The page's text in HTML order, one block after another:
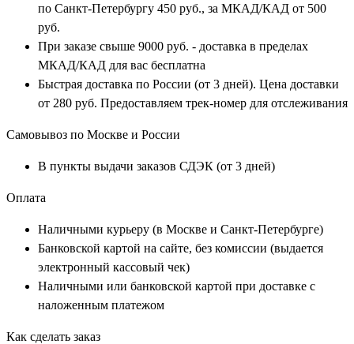
по Санкт-Петербургу 450 руб., за МКАД/КАД от 500
руб.
При заказе свыше 9000 руб. - доставка в пределах
МКАД/КАД для вас бесплатна
Быстрая доставка по России (от 3 дней). Цена доставки
от 280 руб. Предоставляем трек-номер для отслеживания
Самовывоз по Москве и России
В пункты выдачи заказов СДЭК (от 3 дней)
Оплата
Наличными курьеру (в Москве и Санкт-Петербурге)
Банковской картой на сайте, без комиссии (выдается
электронный кассовый чек)
Наличными или банковской картой при доставке с
наложенным платежом
Как сделать заказ